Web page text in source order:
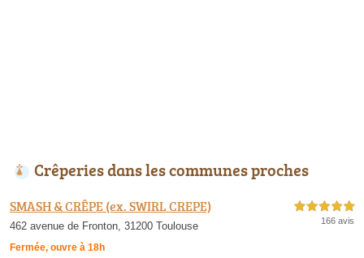
Crêperies dans les communes proches
SMASH & CRÊPE (ex. SWIRL CREPE)
462 avenue de Fronton, 31200 Toulouse
Fermée, ouvre à 18h
5,0 étoiles sur 5
166 avis